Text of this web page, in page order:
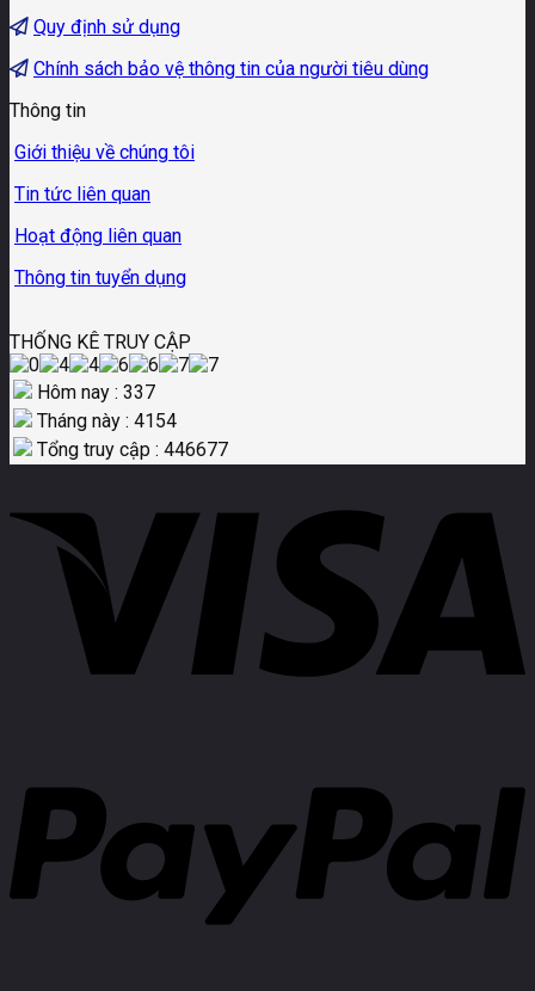
Quy định sử dụng
Chính sách bảo vệ thông tin của người tiêu dùng
Thông tin
Giới thiệu về chúng tôi
Tin tức liên quan
Hoạt động liên quan
Thông tin tuyển dụng
THỐNG KÊ TRUY CẬP
Hôm nay : 337
Tháng này : 4154
Tổng truy cập : 446677